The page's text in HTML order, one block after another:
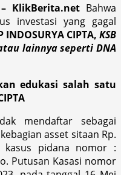
KlikBerita.net Bahwa
investasi yang gagal
INDOSURYA CIPTA, KSB
lainnya seperti DNA
edukasi salah satu
mendaftar sebagai
asset sitaan Rp.
pidana nomor :
Putusan Kasasi nomor